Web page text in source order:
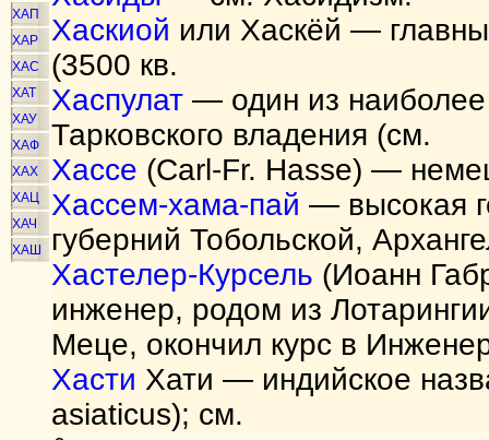
ХАП
ХАР
ХАС
ХАТ
ХАУ
ХАФ
ХАХ
ХАЦ
ХАЧ
ХАШ
Хаскиой или Хаскёй —
(3500 кв.
Хаспулат — один из
Тарковского владения (см.
Хассе (Carl-Fr. Hasse) —
Хассем-хама-пай — высокая
губерний Тобольской,
Хастелер-Курсель (Иоанн
инженер, родом из
Меце, окончил курс в
Хасти Хати — индийское
asiaticus); см.